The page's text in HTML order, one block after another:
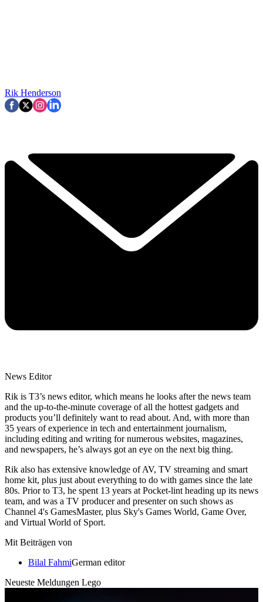
Rik Henderson
News Editor
Rik is T3’s news editor, which means he looks after the news team
and the up-to-the-minute coverage of all the hottest gadgets and
products you’ll definitely want to read about. And, with more than
35 years of experience in tech and entertainment journalism,
including editing and writing for numerous websites, magazines,
and newspapers, he’s always got an eye on the next big thing.
Rik also has extensive knowledge of AV, TV streaming and smart
home kit, plus just about everything to do with games since the late
80s. Prior to T3, he spent 13 years at Pocket-lint heading up its news
team, and was a TV producer and presenter on such shows as
Channel 4's GamesMaster, plus Sky's Games World, Game Over,
and Virtual World of Sport.
Mit Beiträgen von
Bilal FahmiGerman editor
Neueste Meldungen Lego